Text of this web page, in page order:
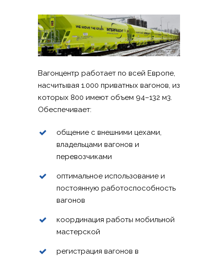
Вагонцентр работает по всей Европе,
насчитывая 1.000 приватных вагонов, из
которых 800 имеют объем 94–132 м3.
Обеспечивает:
общение с внешними цехами,
владельцами вагонов и
перевозчиками
оптимальное использование и
постоянную работоспособность
вагонов
координация работы мобильной
мастерской
регистрация вагонов в